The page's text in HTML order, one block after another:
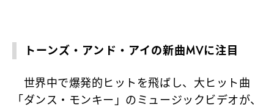
トーンズ・アンド・アイの新曲MVに注目
世界中で爆発的ヒットを飛ばし、大ヒット曲
「ダンス・モンキー」のミュージックビデオが、